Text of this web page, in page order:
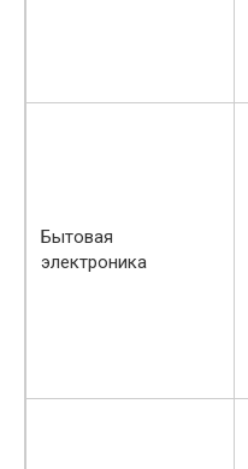
Бытовая
электроника